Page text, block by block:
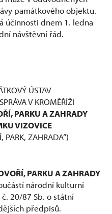
památkového objektu.
účinnosti dnem 1. ledna
návštěvní řád.
ÚSTAV
V KROMĚŘÍŽI
PARKU A ZAHRADY
VIZOVICE
PARK, ZAHRADA“)
PARKU A ZAHRADY
národní kulturní
20/87 Sb. o státní
předpisů.